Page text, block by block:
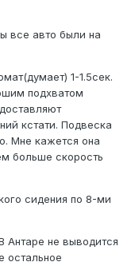
все авто были на
1-1.5сек.
подхватом
кстати. Подвеска
Мне кажется она
больше скорость
сидения по 8-ми
Антаре не выводится
остальное